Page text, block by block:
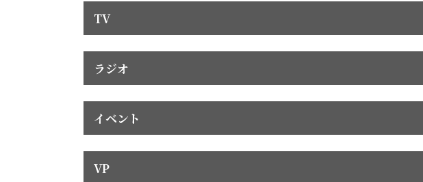
TV
ラジオ
イベント
VP